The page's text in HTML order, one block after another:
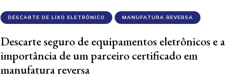
DESCARTE DE LIXO ELETRÔNICO MANUFATURA REVERSA
Descarte seguro de equipamentos eletrônicos e a
importância de um parceiro certificado em
manufatura reversa